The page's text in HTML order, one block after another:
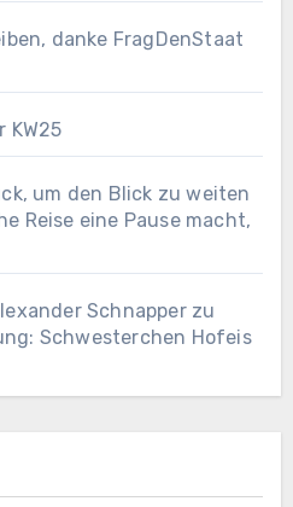
danke FragDenStaat
KW25
um den Blick zu weiten
Reise eine Pause macht,
Schnapperzu
Schwesterchen Hofeis